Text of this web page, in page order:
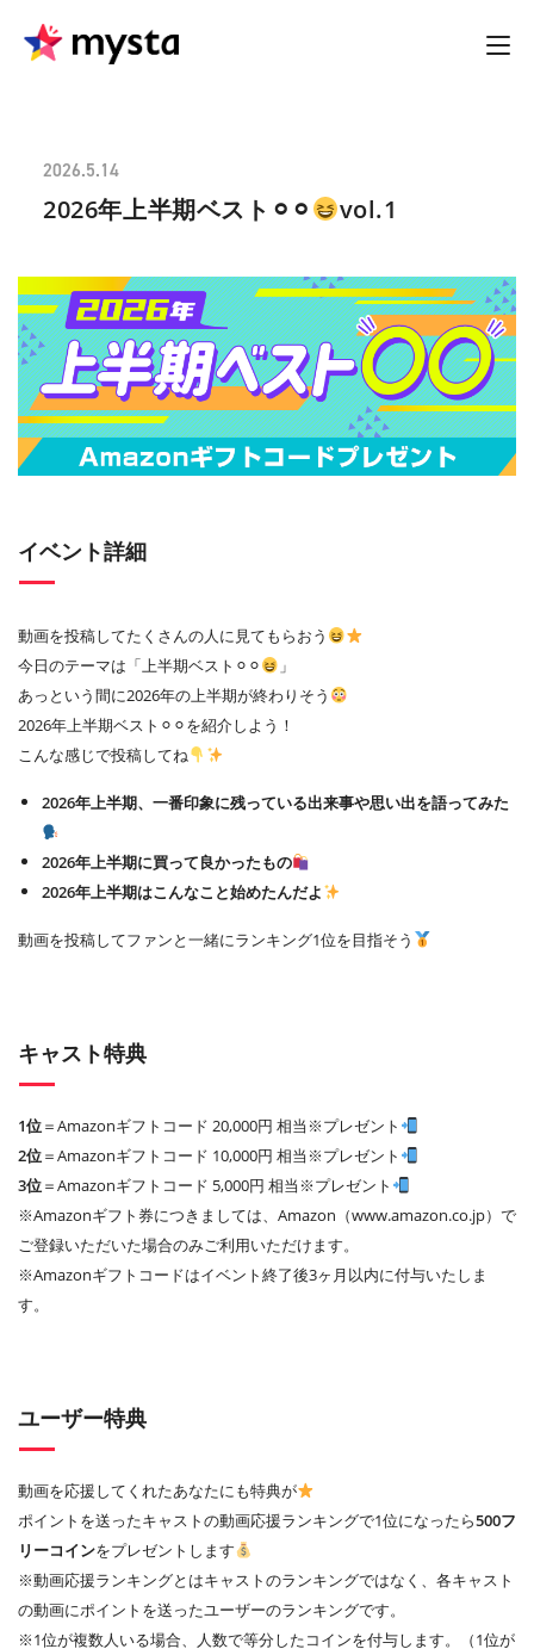
2026.5.14
2026年上半期ベスト⚪︎⚪︎ vol.1
イベント詳細
動画を投稿してたくさんの人に見てもらおう
今日のテーマは「上半期ベスト⚪︎⚪︎
」
あっという間に2026年の上半期が終わりそう
2026年上半期ベスト⚪︎⚪︎を紹介しよう！
こんな感じで投稿してね
2026年上半期、一番印象に残っている出来事や思い出を語ってみた
2026年上半期に買って良かったもの
2026年上半期はこんなこと始めたんだよ
動画を投稿してファンと一緒にランキング1位を目指そう
キャスト特典
1位＝Amazonギフトコード 20,000円 相当※プレゼント
2位＝Amazonギフトコード 10,000円 相当※プレゼント
3位＝Amazonギフトコード 5,000円 相当※プレゼント
※Amazonギフト券につきましては、Amazon（www.amazon.co.jp）で
ご登録いただいた場合のみご利用いただけます。
※Amazonギフトコードはイベント終了後3ヶ月以内に付与いたしま
す。
ユーザー特典
動画を応援してくれたあなたにも特典が
ポイントを送ったキャストの動画応援ランキングで1位になったら500フ
リーコインをプレゼントします
※動画応援ランキングとはキャストのランキングではなく、各キャスト
の動画にポイントを送ったユーザーのランキングです。
※1位が複数人いる場合、人数で等分したコインを付与します。（1位が